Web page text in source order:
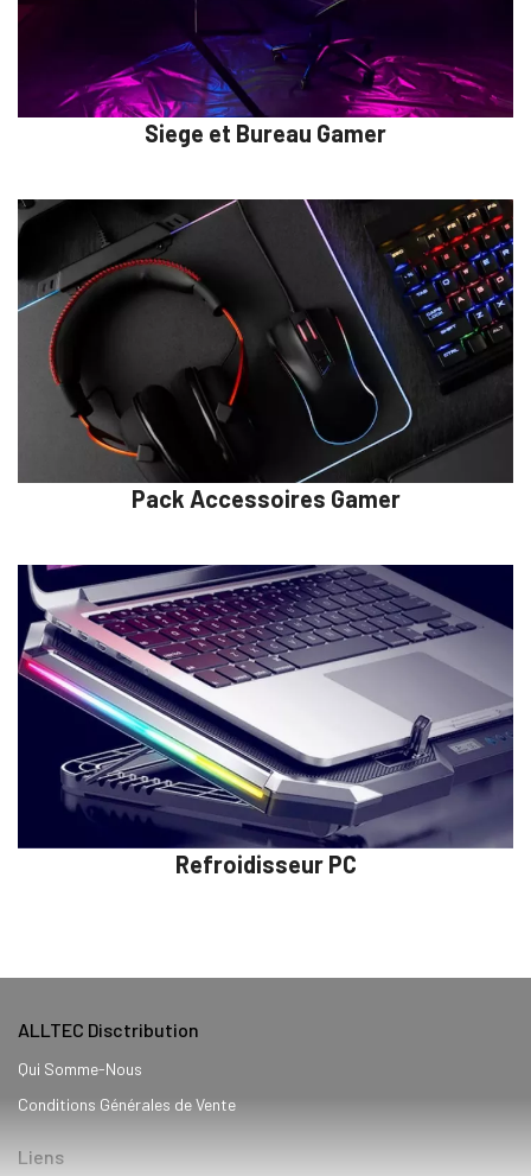
Siege et Bureau Gamer
Pack Accessoires Gamer
Refroidisseur PC
ALLTEC Disctribution
Qui Somme-Nous
Conditions Générales de Vente
Liens